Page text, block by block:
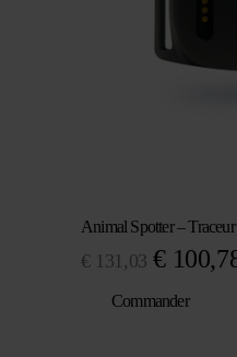
Animal Spotter –
€ 131,03 Le
prix
€
Commander